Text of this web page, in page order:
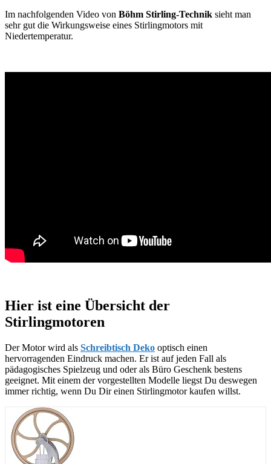
Im nachfolgenden Video von Böhm Stirling-Technik sieht man
sehr gut die Wirkungsweise eines Stirlingmotors mit
Niedertemperatur.
Hier ist eine Übersicht der
Stirlingmotoren
Der Motor wird als Schreibtisch Deko optisch einen
hervorragenden Eindruck machen. Er ist auf jeden Fall als
pädagogisches Spielzeug und oder als Büro Geschenk bestens
geeignet. Mit einem der vorgestellten Modelle liegst Du deswegen
immer richtig, wenn Du Dir einen Stirlingmotor kaufen willst.